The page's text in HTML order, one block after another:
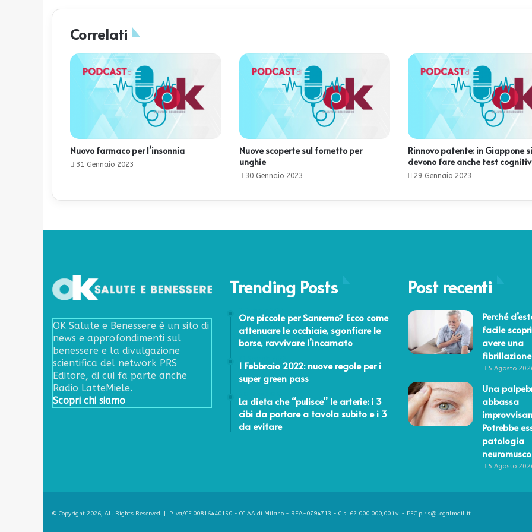
Correlati
Nuovo farmaco per l’insonnia
31 Gennaio 2023
Nuove scoperte sul fornetto per
unghie
30 Gennaio 2023
Rinnovo patente: in Giappone si
devono fare anche test
29 Gennaio 2023
OK Salute e Benessere è un sito di
news e approfondimenti sul
benessere e la divulgazione
scientifica del network PRS
Editore, di cui fa parte anche
Radio LatteMiele.
Scopri chi siamo
Trending Posts
Ore piccole per Sanremo? Ecco come
attenuare le occhiaie, sgonfiare le
borse, ravvivare l’incarnato
1 Febbraio 2022: nuove regole per i
super green pass
La dieta che “pulisce” le arterie: i 3
cibi da portare a tavola subito e i 3
da evitare
Post recenti
Perché
facile
avere una
5 Agosto
Una
abbassa
Potrebbe
patologia
5 Agosto
© Copyright 2026, All Rights Reserved | P.Iva/CF 00816440150 - CCIAA di Milano - REA-0794713 - C.s. €2.000.000,00 i.v. - PEC p.r.s@legalmail.it